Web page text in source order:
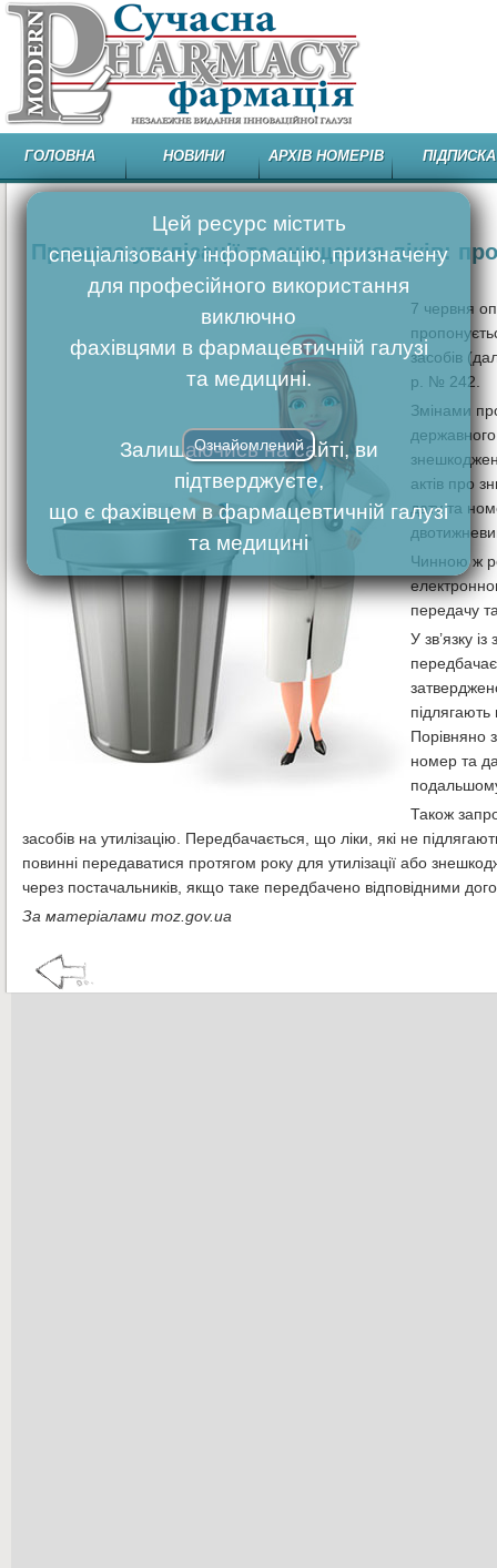
ГОЛОВНА НОВИНИ АРХІВ НОМЕРІВ ПІДПИСКА
Правила утилізації та знищення ліків:
7 червня
засобів
р. № 242.
Змінами
актів про
дату та
Чинною ж
передачу
У зв’язку
Порівняно
номер та
Також
засобів на утилізацію. Передбачається, що ліки, які не
повинні передаватися протягом року для утилізації або
через постачальників, якщо таке передбачено відповідними
За матеріалами moz.gov.ua
Цей ресурс містить
спеціалізовану інформацію, призначену
для професійного використання
виключно
фахівцями в фармацевтичній галузі
та медицині.
Залишаючись на сайті, ви
підтверджуєте,
що є фахівцем в фармацевтичній галузі
та медицині
Ознайомлений